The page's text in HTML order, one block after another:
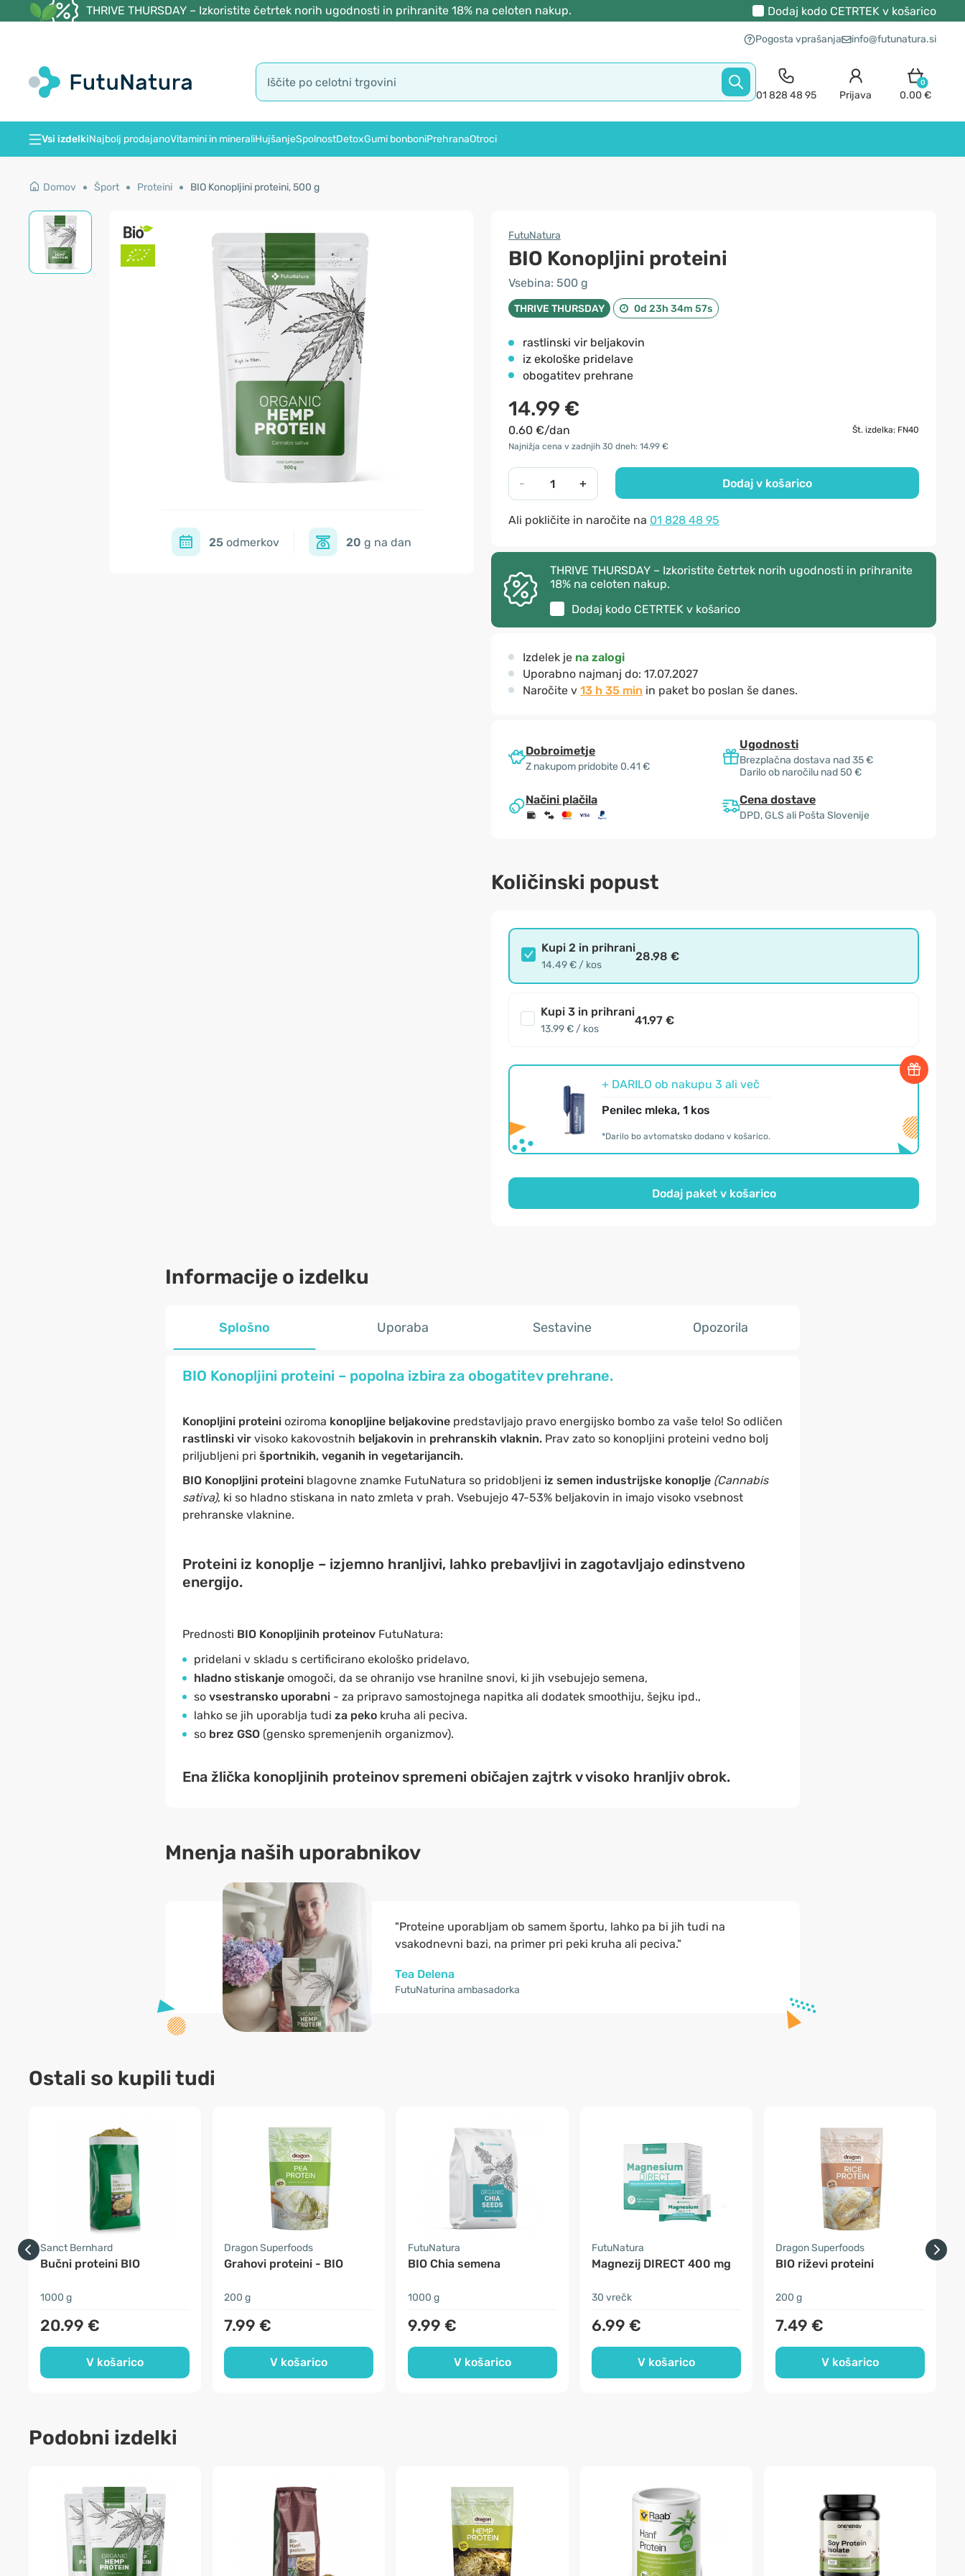
THRIVE THURSDAY – Izkoristite četrtek norih ugodnosti in prihranite 18% na celoten nakup. Dodaj kodo CETRTEKv košarico
Pogosta vprašanja info@futunatura.si
01 828 48 95 Prijava
0
0.00 €
Vsi izdelkiNajbolj prodajanoVitamini in mineraliHujšanjeSpolnostDetoxGumi bonboniPrehranaOtroci
Domov Šport Proteini BIO Konopljini proteini, 500 g
25 odmerkov 20 g na dan
FutuNatura
BIO Konopljini proteini
Vsebina: 500 g
THRIVE THURSDAY 0d 23h 34m 56s
​rastlinski vir beljakovin
iz ekološke pridelave
obogatitev prehrane
14.99 €
0.60 €/dan
Št. izdelka: FN40
Najnižja cena v zadnjih 30 dneh: 14.99 €
- + Dodaj v košarico
Ali pokličite in naročite na 01 828 48 95
THRIVE THURSDAY – Izkoristite četrtek norih ugodnosti in prihranite
18% na celoten nakup.
Dodaj kodo CETRTEK v košarico
Izdelek je na zalogi
Uporabno najmanj do: 17.07.2027
Naročite v 13 h 34 min in paket bo poslan še danes.
Dobroimetje
Z nakupom pridobite 0.41 €
Ugodnosti
Brezplačna dostava nad 35 €
Darilo ob naročilu nad 50 €
Načini plačila Cena dostave
DPD, GLS ali Pošta Slovenije
Količinski popust
Kupi 2 in prihrani
14.49 € / kos
28.98 €
Kupi 3 in prihrani
13.99 € / kos
41.97 €
+ DARILO ob nakupu 3 ali več
Penilec mleka, 1 kos
*Darilo bo avtomatsko dodano v košarico.
Dodaj paket v košarico
Informacije o izdelku
Splošno Uporaba Sestavine Opozorila
BIO Konopljini proteini –popolna izbira za obogatitev prehrane.
Konopljini proteini oziroma konopljine beljakovinepredstavljajo pravo energijsko bombo za vaše telo! So odličen
rastlinski virvisoko kakovostnih beljakovin in prehranskih vlaknin. Prav zato so konopljini proteini vedno bolj
priljubljeni pri športnikih, veganih in vegetarijancih.
BIO Konopljini proteiniblagovne znamke FutuNatura so pridobljeni iz semen industrijske konoplje (Cannabis
sativa), ki so hladno stiskana in nato zmleta v prah. Vsebujejo 47-53% beljakovin in imajo visoko vsebnost
prehranske vlaknine.
Proteini iz konoplje –izjemno hranljivi, lahko prebavljivi in zagotavljajo edinstveno
energijo.
Prednosti BIO Konopljinih proteinovFutuNatura:
pridelani v skladu s certificirano ekološko pridelavo,
hladno stiskanje omogoči, da se ohranijo vse hranilne snovi, ki jih vsebujejo semena,
so vsestransko uporabni - za pripravo samostojnega napitka ali dodatek smoothiju, šejku ipd.,
lahko se jih uporablja tudi za pekokruha ali peciva.
so brez GSO(gensko spremenjenih organizmov).
Ena žlička konopljinih proteinov spremeni običajen zajtrk v visoko hranljiv obrok.
Mnenja naših uporabnikov
"Proteine uporabljam ob samem športu, lahko pa bi jih tudi na
vsakodnevni bazi, na primer pri peki kruha ali peciva."
Tea Delena
FutuNaturina ambasadorka
Ostali so kupili tudi
Sanct Bernhard
Bučni proteini BIO
1000 g
20.99 €
V košarico
Dragon Superfoods
Grahovi proteini - BIO
200 g
7.99 €
V košarico
FutuNatura
BIO Chia semena
1000 g
9.99 €
V košarico
FutuNatura
Magnezij DIRECT 400 mg
30 vrečk
6.99 €
V košarico
Dragon Superfoods
BIO riževi proteini
200 g
7.49 €
V košarico
Podobni izdelki